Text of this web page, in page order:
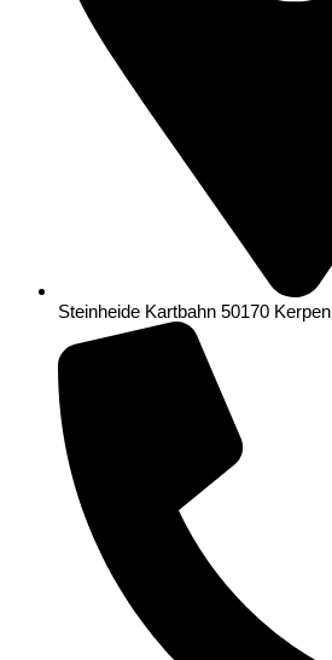
Steinheide Kartbahn 50170 Kerpen